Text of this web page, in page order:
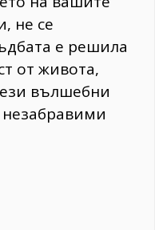
не се
е решила
от живота,
вълшебни